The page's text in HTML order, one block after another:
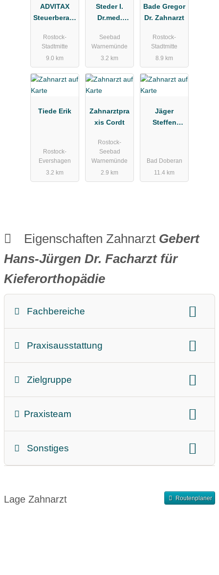
ADVITAX
Steuerberatu
haft mbH
Rostock-
Stadtmitte
9.0 km
Steder I.
Dr.med.
Seebad
Warnemünde
3.2 km
Bade Gregor
Dr. Zahnarzt
Rostock-
Stadtmitte
8.9 km
Tiede Erik
Rostock-
Evershagen
3.2 km
Zahnarztpra
xis Cordt
Rostock-
Seebad
Warnemünde
2.9 km
Jäger
Steffen
Bad Doberan
11.4 km
Eigenschaften Zahnarzt Gebert
Hans-Jürgen Dr. Facharzt für
Kieferorthopädie
Fachbereiche
Wurzelbehandlung
Praxisausstattung
Zielgruppe
Praxisteam
Teammitglieder
Sonstiges
Samstagssprechstunde
Lage Zahnarzt Routenplaner